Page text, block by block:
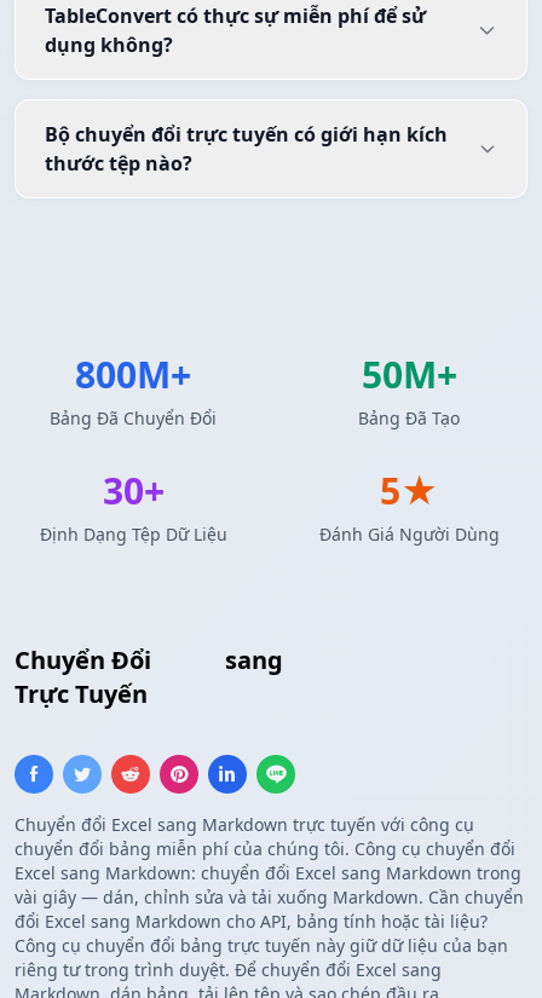
Chuyển Đổi sang
Trực Tuyến
Chuyển đổi Excel sang Markdown trực tuyến với công cụ
chuyển đổi bảng miễn phí của chúng tôi. Công cụ chuyển đổi
Excel sang Markdown: chuyển đổi Excel sang Markdown trong
vài giây — dán, chỉnh sửa và tải xuống Markdown. Cần chuyển
đổi Excel sang Markdown cho API, bảng tính hoặc tài liệu?
Công cụ chuyển đổi bảng trực tuyến này giữ dữ liệu của bạn
riêng tư trong trình duyệt. Để chuyển đổi Excel sang
TableConvert có thực sự miễn phí để sử
dụng không?
Bộ chuyển đổi trực tuyến có giới hạn kích
thước tệp nào?
800M+
Bảng Đã Chuyển Đổi
50M+
Bảng Đã Tạo
30+
Định Dạng Tệp Dữ Liệu
5★
Đánh Giá Người Dùng